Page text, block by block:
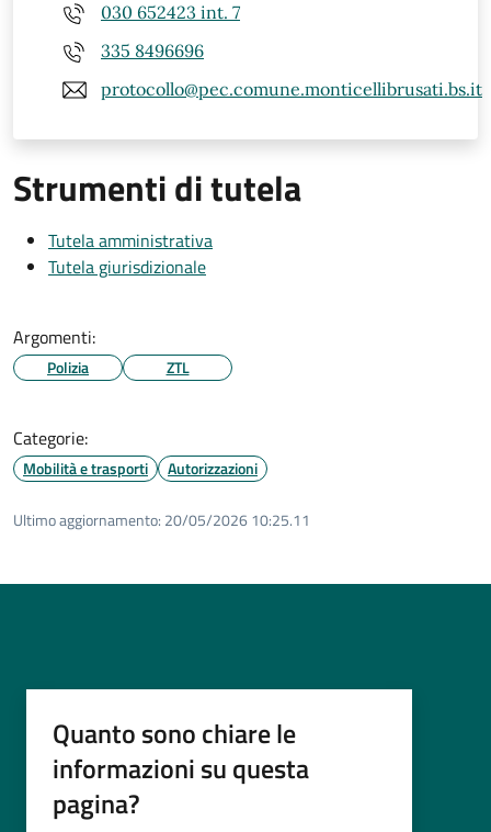
030 652423 int. 7
335 8496696
protocollo@pec.comune.monticellibrusati.bs.it
Strumenti di tutela
Tutela amministrativa
Tutela giurisdizionale
Argomenti:
Polizia ZTL
Categorie:
Mobilità e trasporti Autorizzazioni
Ultimo aggiornamento: 20/05/2026 10:25.11
Quanto sono chiare le
informazioni su questa
pagina?